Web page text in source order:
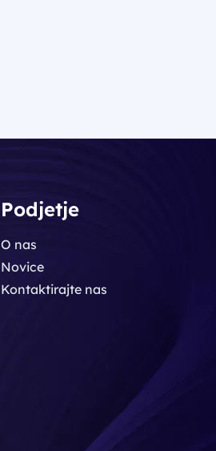
Podjetje
O nas
Novice
Kontaktirajte nas